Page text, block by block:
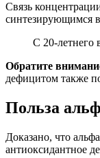
Связь
синтезирующимся
С 20-летнего
Обратите
дефицитом также
Польза
Доказано, что
антиоксидантное